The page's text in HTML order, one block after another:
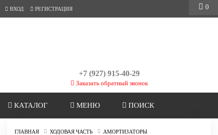
ВХОД РЕГИСТРАЦИЯ
+7 (927) 915-40-29
Заказать обратный звонок
КАТАЛОГ МЕНЮ ПОИСК
ГЛАВНАЯ ХОДОВАЯ ЧАСТЬ
АМОРТИЗАТОРЫ
0